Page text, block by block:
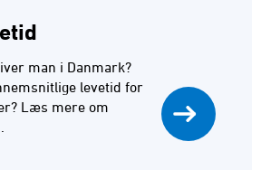
man i Danmark?
levetid for
Læs mere om